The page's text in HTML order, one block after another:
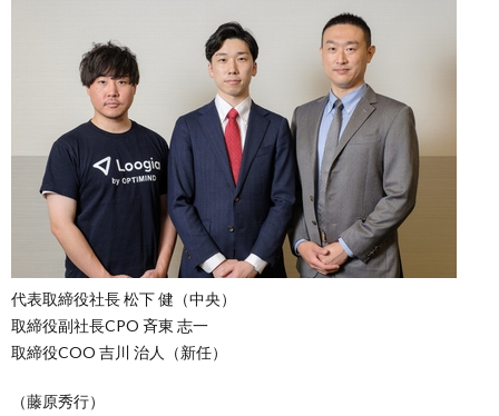
代表取締役社⻑ 松下 健（中央）
取締役副社⻑CPO ⻫東 志一
取締役COO 吉川 治人（新任）
（藤原秀行）